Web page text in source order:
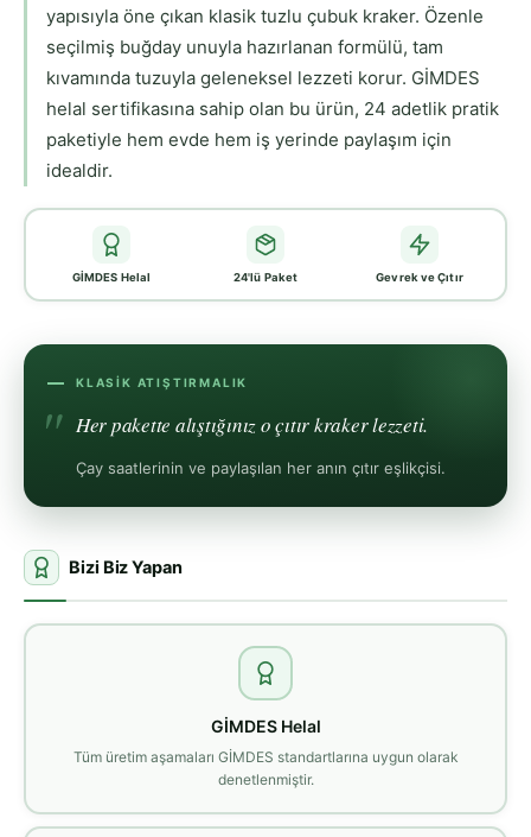
yapısıyla öne çıkan klasik tuzlu çubuk kraker. Özenle
seçilmiş buğday unuyla hazırlanan formülü, tam
kıvamında tuzuyla geleneksel lezzeti korur. GİMDES
helal sertifikasına sahip olan bu ürün, 24 adetlik pratik
paketiyle hem evde hem iş yerinde paylaşım için
idealdir.
GİMDES Helal 24'lü Paket Gevrek ve Çıtır
KLASIK ATIŞTIRMALIK
Her pakette alıştığınız o çıtır kraker lezzeti.
Çay saatlerinin ve paylaşılan her anın çıtır eşlikçisi.
Bizi Biz Yapan
GİMDES Helal
Tüm üretim aşamaları GİMDES standartlarına uygun olarak
denetlenmiştir.